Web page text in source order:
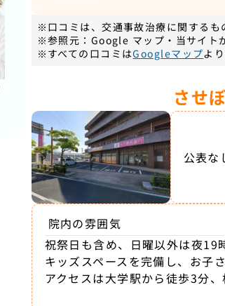
※口コミは、交通事故治療に関するも
※参照元：Google マップ・当サイト
※すべての口コミはGoogleマップよ
させ
公表な
院内の雰囲気
祝祭日も含め、日曜以外は夜19
キッズスペースを完備し、お子
アクセスは大学駅から徒歩3分